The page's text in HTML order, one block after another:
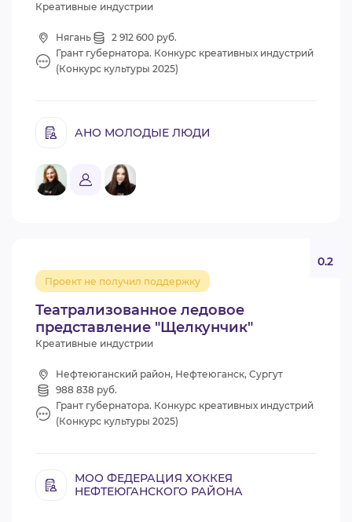
Креативные индустрии
Нягань
2 912 600 руб.
Грант губернатора. Конкурс креативных индустрий
(Конкурс культуры 2025)
АНО МОЛОДЫЕ ЛЮДИ
Театрализованное ледовое
представление "Щелкунчик"
Проект не получил поддержку
0.2
Креативные индустрии
Нефтеюганский район, Нефтеюганск, Сургут
988 838 руб.
Грант губернатора. Конкурс креативных индустрий
(Конкурс культуры 2025)
МОО ФЕДЕРАЦИЯ ХОККЕЯ
НЕФТЕЮГАНСКОГО РАЙОНА